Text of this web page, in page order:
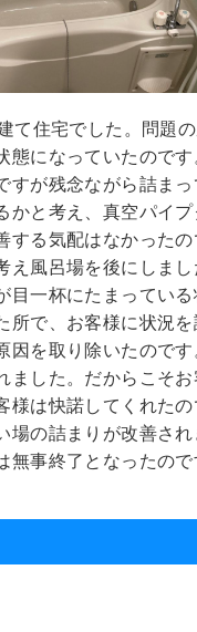
て住宅でした。問題
態になっていたので
すが残念ながら詰ま
かと考え、真空パイ
する気配はなかった
え風呂場を後にしま
目一杯にたまってい
所で、お客様に状況
因を取り除いたので
ました。だからこそ
様は快諾してくれた
場の詰まりが改善さ
事終了となったので